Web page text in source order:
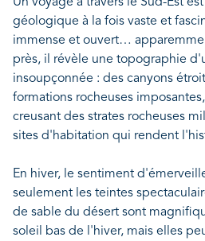
géologique à la fois vaste et
immense et ouvert…
près, il révèle une topographie
insoupçonnée : des canyons
formations rocheuses
creusant des strates rocheuses
sites d'habitation qui rendent
En hiver, le sentiment
seulement les teintes
de sable du désert sont
soleil bas de l'hiver, mais elles